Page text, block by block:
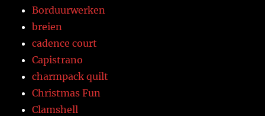
Borduurwerken
breien
cadence court
Capistrano
charmpack quilt
Christmas Fun
Clamshell